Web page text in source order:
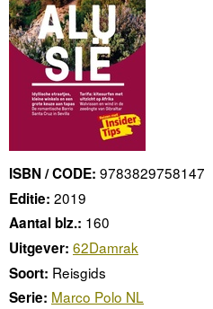
ISBN / CODE: 9783829758147
Editie: 2019
Aantal blz.: 160
Uitgever: 62Damrak
Soort: Reisgids
Serie: Marco Polo NL